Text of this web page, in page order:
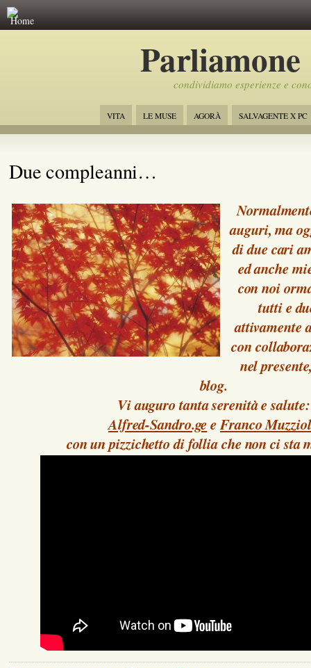
Home
Parliamone
condividiamo esperienze e
VITA LE MUSE AGORÀ SALVAGENTE X PC
Due compleanni…
auguri, ma
di due cari
ed anche
con noi
tutti e
attivamente
con
nel
blog.
Vi auguro tanta serenità e salute:
Alfred-Sandro.geeFranco
con un pizzichetto di follia che non ci sta